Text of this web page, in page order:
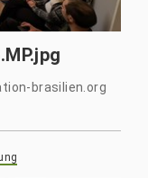
brasilien.org